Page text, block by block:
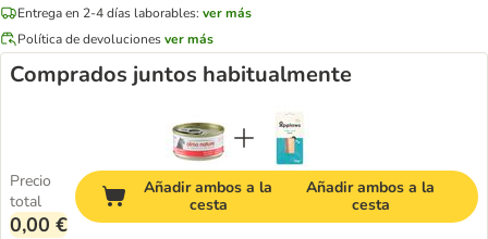
Entrega en 2-4 días laborables: ver más
Política de devolucionesver más
Comprados juntos habitualmente
Precio
total
0,00 €
Añadir ambos a la
cesta
Añadir ambos a la
cesta